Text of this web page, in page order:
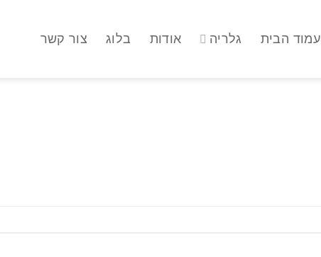
עמוד הבית גלריה אודות בלוג צור קשר